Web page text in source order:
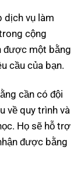
dịch vụ làm
cộng
được một bằng
cầu của bạn.
cần có đội
về quy trình và
Họ sẽ hỗ trợ
được bằng